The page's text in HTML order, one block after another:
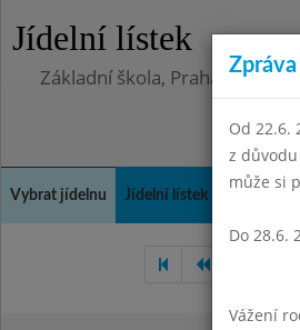
Jídelní lístek
Základní škola, Praha 4, Na
Vybrat jídelnu Jídelní lístek
Od 22.6.
z
může si
Do 28.6.
Vážení